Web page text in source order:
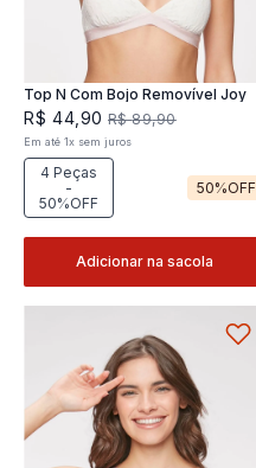
Top N Com Bojo Removível Joy
R$ 44,90 R$ 89,90
Em até1x sem juros
4 Peças
-
50%OFF
50%OFF
Adicionar na sacola